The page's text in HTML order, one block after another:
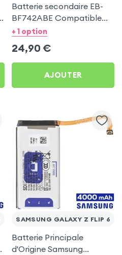
Batterie secondaire EB-
BF742ABE Compatible
pour Samsung Galaxy Z
+ 1 option
24,90 €
AJOUTER
SAMSUNG GALAXY Z FLIP 6
Batterie Principale
d'Origine Samsung